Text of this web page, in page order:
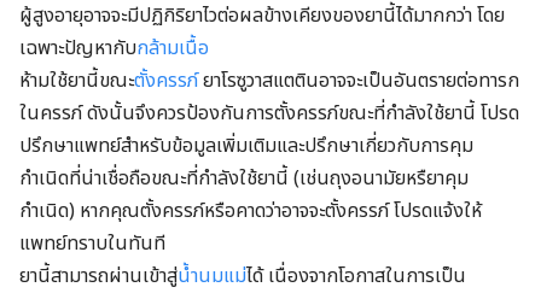
ผู้สูงอายุอาจจะมีปฏิกิริยาไวต่อผลข้างเคียงของยานี้ได้มากกว่า โดย
เฉพาะปัญหากับกล้ามเนื้อ
ห้ามใช้ยานี้ขณะตั้งครรภ์ยาโรซูวาสแตตินอาจจะเป็นอันตรายต่อทารก
ในครรภ์ ดังนั้นจึงควรป้องกันการตั้งครรภ์ขณะที่กำลังใช้ยานี้ โปรด
ปรึกษาแพทย์สำหรับข้อมูลเพิ่มเติมและปรึกษาเกี่ยวกับการคุม
กำเนิดที่น่าเชื่อถือขณะที่กำลังใช้ยานี้ (เช่นถุงอนามัยหรืยาคุม
กำเนิด) หากคุณตั้งครรภ์หรือคาดว่าอาจจะตั้งครรภ์ โปรดแจ้งให้
แพทย์ทราบในทันที
ยานี้สามารถผ่านเข้าสู่น้ำนมแม่ได้ เนื่องจากโอกาสในการเป็น